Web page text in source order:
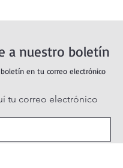
a nuestro boletín
en tu correo electrónico
tu correo electrónico